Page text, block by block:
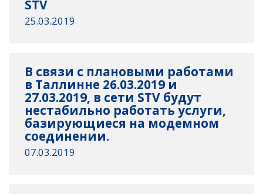
STV
25.03.2019
В связи с плановыми работами
в Таллинне 26.03.2019 и
27.03.2019, в сети STV будут
нестабильно работать услуги,
базирующиеся на модемном
соединении.
07.03.2019